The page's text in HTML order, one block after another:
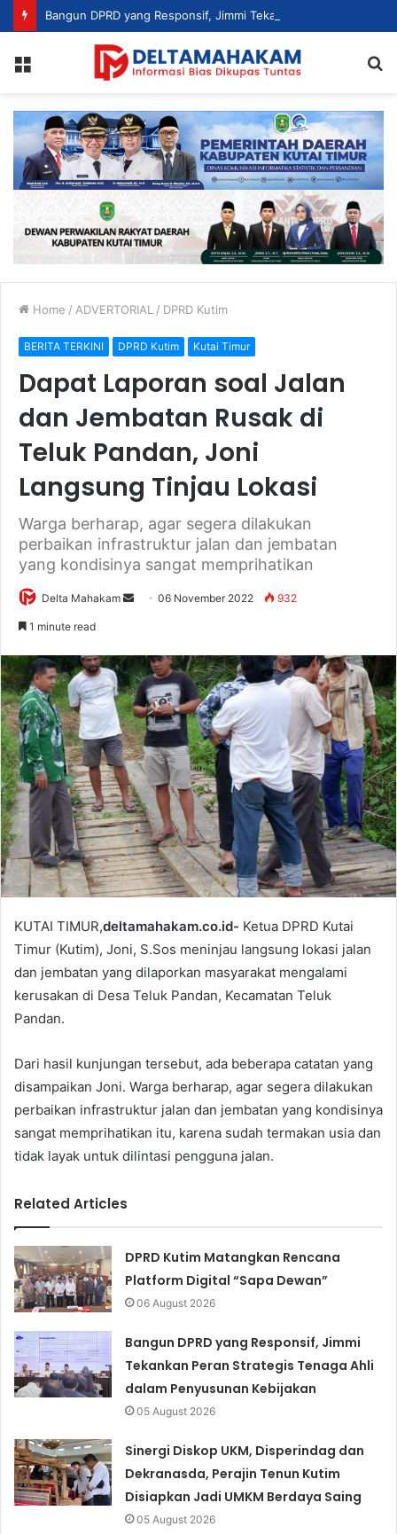
Home / ADVERTORIAL / DPRD Kutim
BERITA TERKINI DPRD Kutim Kutai Timur
Dapat Laporan soal Jalan
dan Jembatan Rusak di
Teluk Pandan, Joni
Langsung Tinjau Lokasi
Warga berharap, agar segera dilakukan
perbaikan infrastruktur jalan dan jembatan
yang kondisinya sangat memprihatikan
Delta Mahakam
a
n
e
m
a
i
l
06 November 2022 932
1 minute read
KUTAI TIMUR,deltamahakam.co.id- Ketua DPRD Kutai
Timur (Kutim), Joni, S.Sos meninjau langsung lokasi jalan
dan jembatan yang dilaporkan masyarakat mengalami
kerusakan di Desa Teluk Pandan, Kecamatan Teluk
Pandan.
Dari hasil kunjungan tersebut, ada beberapa catatan yang
disampaikan Joni. Warga berharap, agar segera dilakukan
perbaikan infrastruktur jalan dan jembatan yang kondisinya
sangat memprihatikan itu, karena sudah termakan usia dan
tidak layak untuk dilintasi pengguna jalan.
Related Articles
DPRD Kutim Matangkan Rencana
Platform Digital “Sapa Dewan”
06 August 2026
Bangun DPRD yang Responsif, Jimmi
Tekankan Peran Strategis Tenaga Ahli
dalam Penyusunan Kebijakan
05 August 2026
Sinergi Diskop UKM, Disperindag dan
Dekranasda, Perajin Tenun Kutim
Disiapkan Jadi UMKM Berdaya Saing
05 August 2026